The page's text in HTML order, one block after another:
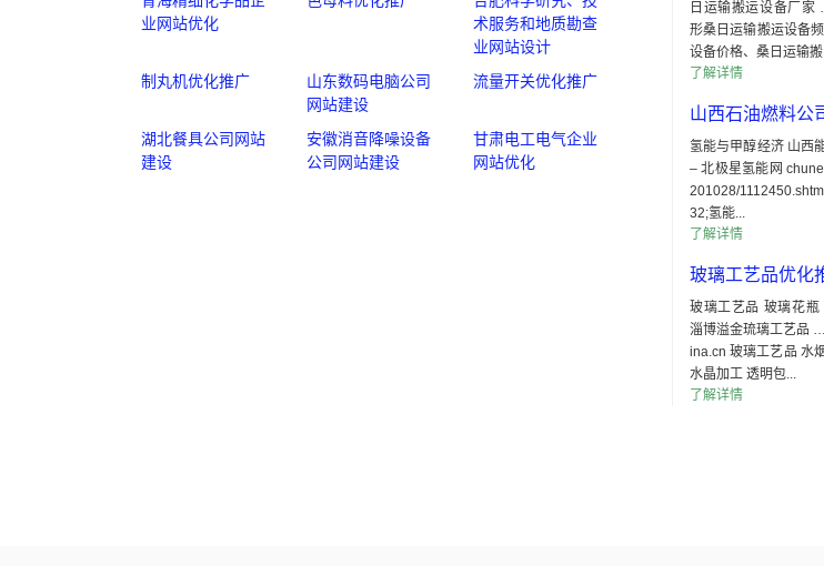
业网站优化
术服务和地质勘查
业网站设计
制丸机优化推广
山东数码电脑公司
网站建设
流量开关优化推广
湖北餐具公司网站
建设
安徽消音降噪设备
公司网站建设
甘肃电工电气企业
网站优化
日运输搬运设备厂家
形桑日运输搬运设备
设备价格、桑日运输
了解详情
山西石油燃料公
氢能与甲醇经济 山西
– 北极星氢能网
201028/
32;氢能...
了解详情
玻璃工艺品优化
玻璃工艺品 玻璃花
淄博溢金琉璃工艺品
ina.cn 玻璃工艺品 水
水晶加工 透明包...
了解详情